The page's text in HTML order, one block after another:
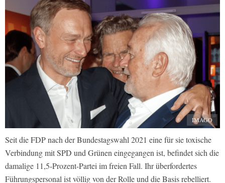
IMAGO
Seit die FDP nach der Bundestagswahl 2021 eine für sie toxische
Verbindung mit SPD und Grünen eingegangen ist, befindet sich die
damalige 11,5-Prozent-Partei im freien Fall. Ihr überfordertes
Führungspersonal ist völlig von der Rolle und die Basis rebelliert.